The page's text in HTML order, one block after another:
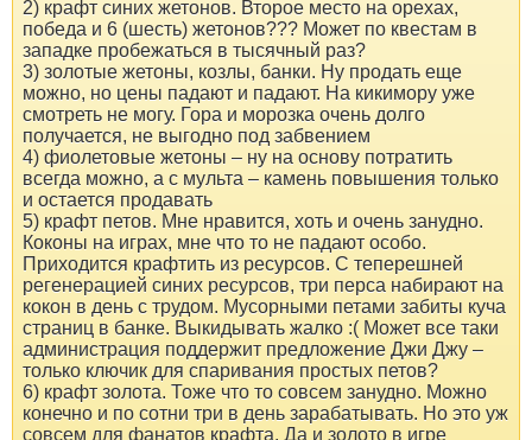
2) крафт синих жетонов. Второе место на орехах,
победа и 6 (шесть) жетонов??? Может по квестам в
западке пробежаться в тысячный раз?
3) золотые жетоны, козлы, банки. Ну продать еще
можно, но цены падают и падают. На кикимору уже
смотреть не могу. Гора и морозка очень долго
получается, не выгодно под забвением
4) фиолетовые жетоны – ну на основу потратить
всегда можно, а с мульта – камень повышения только
и остается продавать
5) крафт петов. Мне нравится, хоть и очень занудно.
Коконы на играх, мне что то не падают особо.
Приходится крафтить из ресурсов. С теперешней
регенерацией синих ресурсов, три перса набирают на
кокон в день с трудом. Мусорными петами забиты куча
страниц в банке. Выкидывать жалко :( Может все таки
администрация поддержит предложение Джи Джу –
только ключик для спаривания простых петов?
6) крафт золота. Тоже что то совсем занудно. Можно
конечно и по сотни три в день зарабатывать. Но это уж
совсем для фанатов крафта. Да и золото в игре